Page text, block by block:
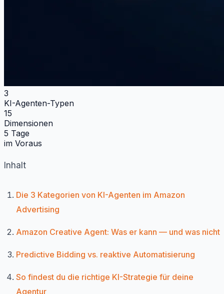
3
KI-Agenten-Typen
15
Dimensionen
5 Tage
im Voraus
Inhalt
Die 3 Kategorien von KI-Agenten im Amazon
Advertising
Amazon Creative Agent: Was er kann — und was nicht
Predictive Bidding vs. reaktive Automatisierung
So findest du die richtige KI-Strategie für deine
Agentur